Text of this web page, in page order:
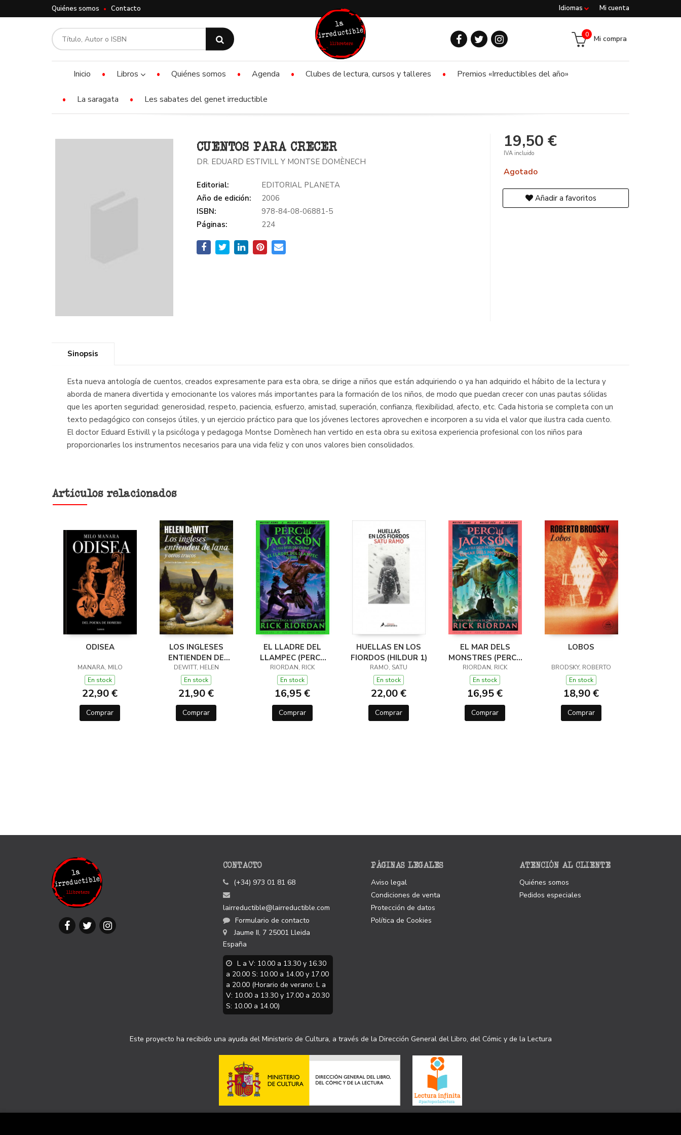
Mi cuenta
Idiomas
Quiénes somos Contacto
Mi compra
0
Inicio Libros Quiénes somos Agenda Clubes de lectura, cursos y talleres Premios «Irreductibles del año»
La saragata Les sabates del genet irreductible
CUENTOS PARA CRECER
DR. EDUARD ESTIVILL Y MONTSE DOMÈNECH
Editorial:
EDITORIAL PLANETA
Año de edición:
2006
ISBN:
978-84-08-06881-5
Páginas:
224
19,50 €
IVA incluido
Agotado
Añadir a favoritos
Sinopsis
Esta nueva antología de cuentos, creados expresamente para esta obra, se dirige a niños que están adquiriendo o ya han adquirido el hábito de la lectura y
aborda de manera divertida y emocionante los valores más importantes para la formación de los niños, de modo que puedan crecer con unas pautas sólidas
que les aporten seguridad: generosidad, respeto, paciencia, esfuerzo, amistad, superación, confianza, flexibilidad, afecto, etc. Cada historia se completa con un
texto pedagógico con consejos útiles, y un ejercicio práctico para que los jóvenes lectores aprovechen e incorporen a su vida el valor que ilustra cada cuento.
El doctor Eduard Estivill y la psicóloga y pedagoga Montse Domènech han vertido en esta obra su exitosa experiencia profesional con los niños para
proporcionarles los instrumentos necesarios para una vida feliz y con unos valores bien consolidados.
Artículos relacionados
ODISEA
MANARA, MILO
En stock
22,90 €
Comprar
LOS INGLESES
ENTIENDEN DE
LANA (Y OTROS
TRUCOS)
DEWITT, HELEN
En stock
21,90 €
Comprar
EL LLADRE DEL
LLAMPEC (PERCY
JACKSON I ELS
DÉUS DE L'OLIMP 1)
RIORDAN, RICK
En stock
16,95 €
Comprar
HUELLAS EN LOS
FIORDOS (HILDUR 1)
RAMO, SATU
En stock
22,00 €
Comprar
EL MAR DELS
MONSTRES (PERCY
JACKSON I ELS
DÉUS DE L'OLIMP 2)
RIORDAN, RICK
En stock
16,95 €
Comprar
LOBOS
BRODSKY, ROBERTO
En stock
18,90 €
Comprar
CONTACTO
(+34) 973 01 81 68
lairreductible@lairreductible.com
Formulario de contacto
Jaume II, 7 25001 Lleida
España
L a V: 10.00 a 13.30 y 16.30
a 20.00 S: 10.00 a 14.00 y 17.00
a 20.00 (Horario de verano: L a
V: 10.00 a 13.30 y 17.00 a 20.30
S: 10.00 a 14.00)
PÁGINAS LEGALES
Aviso legal
Condiciones de venta
Protección de datos
Política de Cookies
ATENCIÓN AL CLIENTE
Quiénes somos
Pedidos especiales
Este proyecto ha recibido una ayuda del Ministerio de Cultura, a través de la Dirección General del Libro, del Cómic y de la Lectura